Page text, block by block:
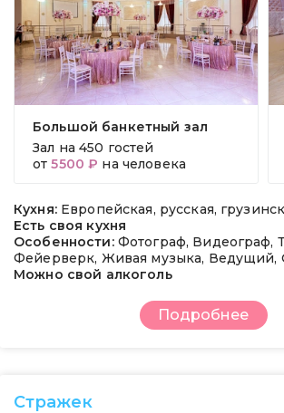
Большой банкетный зал
Зал на 450 гостей
от5500 ₽ на человека
Кухня: Европейская, русская,
Есть своя кухня
Особенности: Фотограф, Видеограф,
Фейерверк, Живая музыка, Ведущий,
Можно свой алкоголь
Подробнее
Стражек